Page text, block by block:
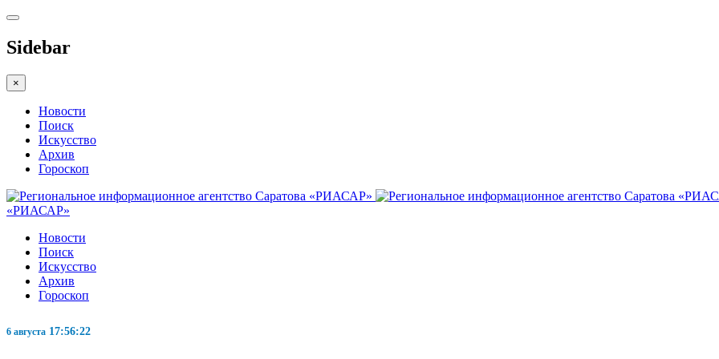
Sidebar
×
Новости
Поиск
Искусство
Архив
Гороскоп
«РИАСАР»
Новости
Поиск
Искусство
Архив
Гороскоп
6 августа 17:56:23